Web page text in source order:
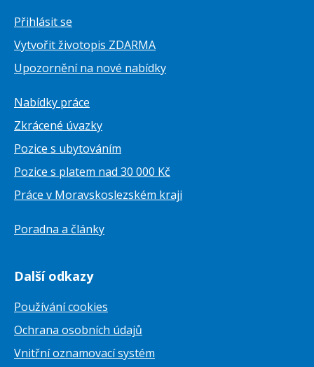
Přihlásit se
Vytvořit životopis ZDARMA
Upozornění na nové nabídky
Nabídky práce
Zkrácené úvazky
Pozice s ubytováním
Pozice s platem nad 30 000 Kč
Práce v Moravskoslezském kraji
Poradna a články
Další odkazy
Používání cookies
Ochrana osobních údajů
Vnitřní oznamovací systém